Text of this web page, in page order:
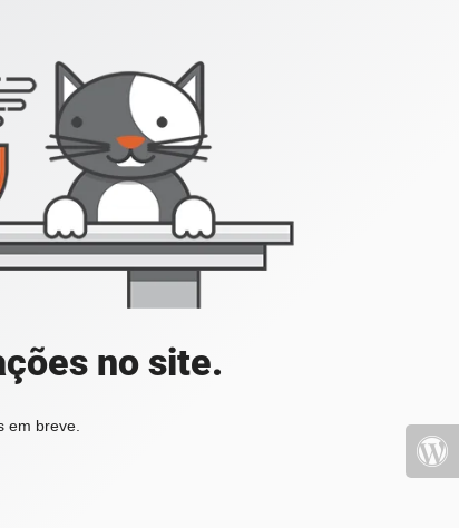
no site.
em breve.